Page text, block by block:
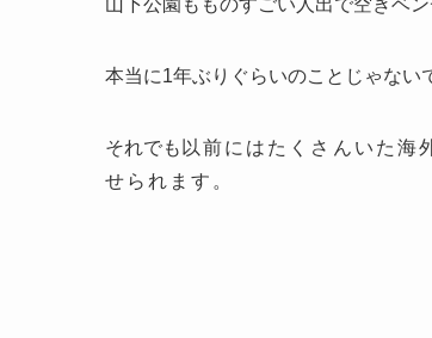
山下公園もものすごい人出で空きベ
本当に1年ぶりぐらいのことじゃない
それでも 以前にはたくさんいた海
せられます。